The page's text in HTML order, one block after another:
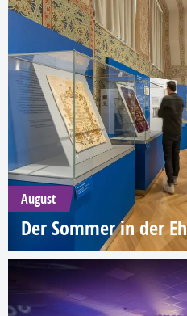
August
Der Sommer in der